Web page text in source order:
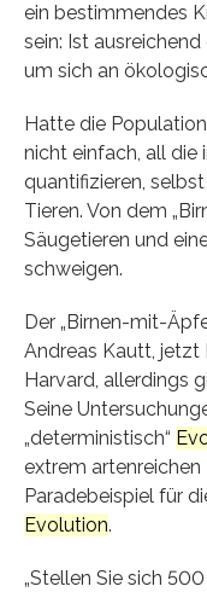
ein bestimmendes
sein: Ist
um sich an
Hatte die
nicht einfach, all die
quantifizieren,
Tieren. Von dem
Säugetieren und
schweigen.
Der „Birnen-mit-
Andreas Kautt, jetzt
Harvard, allerdings
Seine
„deterministisch“
extrem
Paradebeispiel für
Evolution.
„Stellen Sie sich